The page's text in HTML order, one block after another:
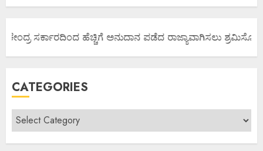
ಕೇಂದ್ರ ಸರ್ಕಾರದಿಂದ ಹೆಚ್ಚಿಗೆ ಅನುದಾನ ಪಡೆದ ರಾಜ್ಯಾವಾಗಿಸಲು ಶ್ರಮಿಸೋಣ
CATEGORIES